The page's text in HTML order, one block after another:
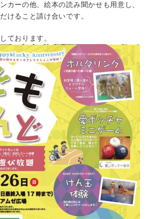
カーの他、絵本の読み聞かせも用意し、
けること請け合いです。
ております。